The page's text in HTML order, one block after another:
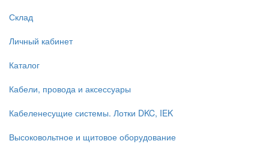
Склад
Личный кабинет
Каталог
Кабели, провода и аксессуары
Кабеленесущие системы. Лотки DKC, IEK
Высоковольтное и щитовое оборудование